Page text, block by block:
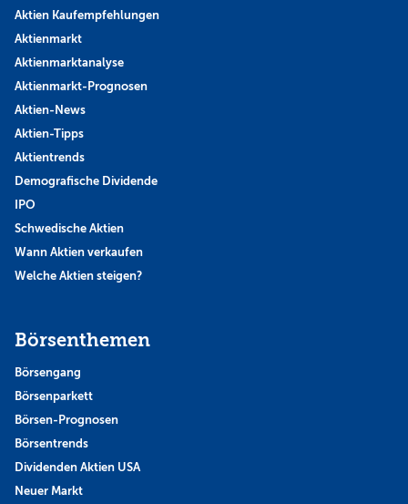
Aktien Kaufempfehlungen
Aktienmarkt
Aktienmarktanalyse
Aktienmarkt-Prognosen
Aktien-News
Aktien-Tipps
Aktientrends
Demografische Dividende
IPO
Schwedische Aktien
Wann Aktien verkaufen
Welche Aktien steigen?
Börsenthemen
Börsengang
Börsenparkett
Börsen-Prognosen
Börsentrends
Dividenden Aktien USA
Neuer Markt